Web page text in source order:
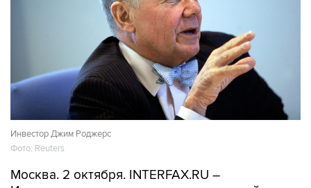
Инвестор Джим Роджерс
Фото: Reuters
Москва. 2 октября. INTERFAX.RU –